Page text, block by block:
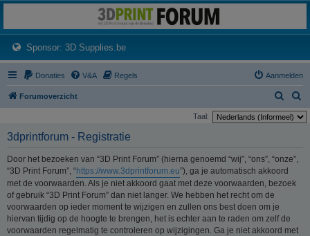
Het 3D print forum van de Benelux na de sluiting van 3dprintforum.nl
Sponsor: 3D Supplies.be(Opens a new tab)
Donaties V&A Regels Aanmelden
Forumoverzicht
o
o
Taal:
3dprintforum - Registratie
Door het bezoeken van “3D Print Forum” (hierna genoemd “wij”, “ons”, “onze”,
“3D Print Forum”, “https://www.3dprintforum.eu”), ga je automatisch akkoord
met de voorwaarden. Als je niet akkoord gaat met deze voorwaarden, bezoek
of gebruik “3D Print Forum” dan niet langer. We hebben het recht om de
voorwaarden op ieder moment te wijzigen en zullen ons best doen om je
hiervan tijdig op de hoogte te brengen, het is echter aan te raden om zelf de
voorwaarden regelmatig te controleren op wijzigingen. Ga je niet akkoord met